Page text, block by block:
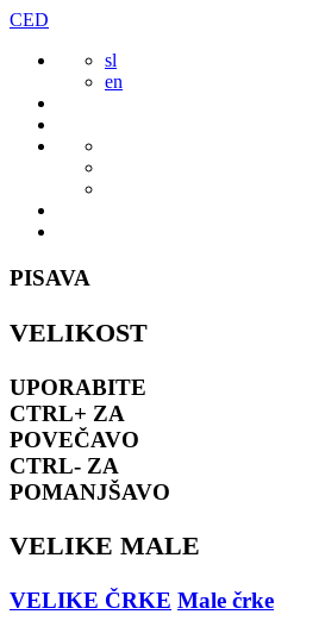
Preskoči
vsebine
CED
sl
en
PISAVA
VELIKOST
UPORABITE
CTRL+ ZA
POVEČAVO
CTRL- ZA
POMANJŠAVO
VELIKE MALE
VELIKE ČRKE Male črke